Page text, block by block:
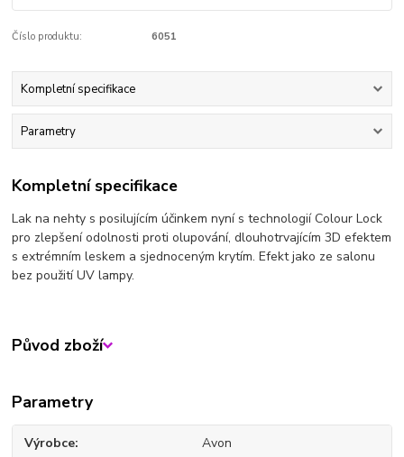
Číslo produktu: 6051
Kompletní specifikace
Parametry
Kompletní specifikace
Lak na nehty s posilujícím účinkem nyní s technologií Colour Lock
pro zlepšení odolnosti proti olupování, dlouhotrvajícím 3D efektem
s extrémním leskem a sjednoceným krytím. Efekt jako ze salonu
bez použití UV lampy.
Původ zboží
Parametry
Výrobce Avon